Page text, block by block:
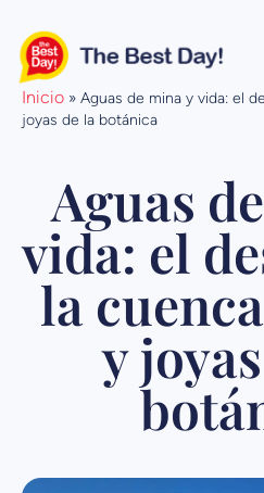
contenido
Inicio » Aguas de mina y vida: el
joyas de la botánica
Aguas
vida: el
la
y